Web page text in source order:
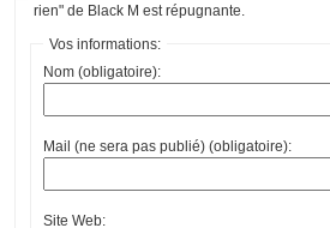
rien" de Black M est répugnante.
Vos informations:
Nom (obligatoire):
Mail (ne sera pas publié) (obligatoire):
Site Web: